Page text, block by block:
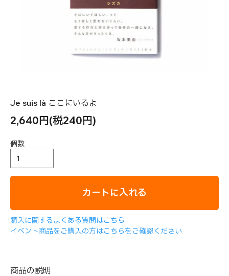
Je suis là ここにいるよ
2,640円(税240円)
個数
カートに入れる
購入に関するよくある質問はこちら
イベント商品をご購入の方はこちらをご確認ください
商品の説明